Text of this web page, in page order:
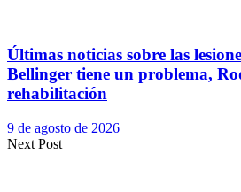
Últimas noticias sobre las
Bellinger tiene un problema,
rehabilitación
9 de agosto de 2026
Next Post